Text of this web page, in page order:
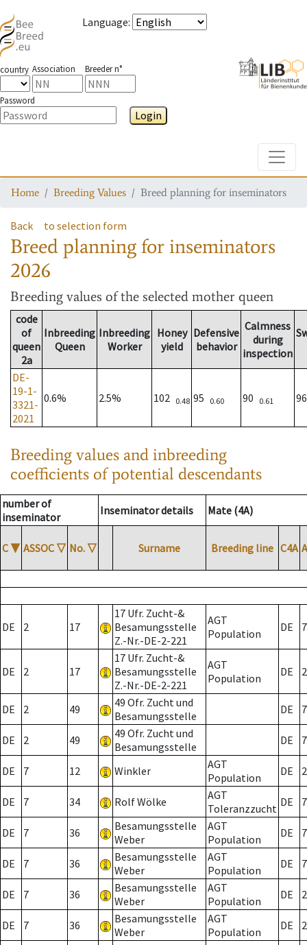
Language:
country Association Breeder n°
Password
Login
Home Breeding Values Breed planning for inseminators
Back to selection form
Breed planning for inseminators
2026
Breeding values of the selected mother queen
code
of
queen
2a
Inbreeding
Queen
Inbreeding
Worker
Honey
yield
Defensive
behavior
Calmness
during
inspection
DE-
19-1-
3321-
2021
0.6% 2.5% 102 0.48 95 0.60 90 0.61
Breeding values and inbreeding
coefficients of potential descendants
number of
inseminator
Inseminator details Mate (4A)
C ▼ ASSOC ▽ No. ▽ Surname Breeding line C4A
DE 2 17
17 Ufr. Zucht-&
Besamungsstelle
Z.-Nr.-DE-2-221
AGT
Population
DE 7
DE 2 17
17 Ufr. Zucht-&
Besamungsstelle
Z.-Nr.-DE-2-221
AGT
Population
DE 2
DE 2 49
49 Ofr. Zucht und
Besamungsstelle
DE 7
DE 2 49
49 Ofr. Zucht und
Besamungsstelle
DE 7
DE 7 12 Winkler
AGT
Population
DE 2
DE 7 34 Rolf Wölke
AGT
Toleranzzucht DE 7
DE 7 36
Besamungsstelle
Weber
AGT
Population
DE 7
DE 7 36
Besamungsstelle
Weber
AGT
Population
DE 7
DE 7 36
Besamungsstelle
Weber
AGT
Population
DE 2
DE 7 36
Besamungsstelle
Weber
AGT
Population
DE 2